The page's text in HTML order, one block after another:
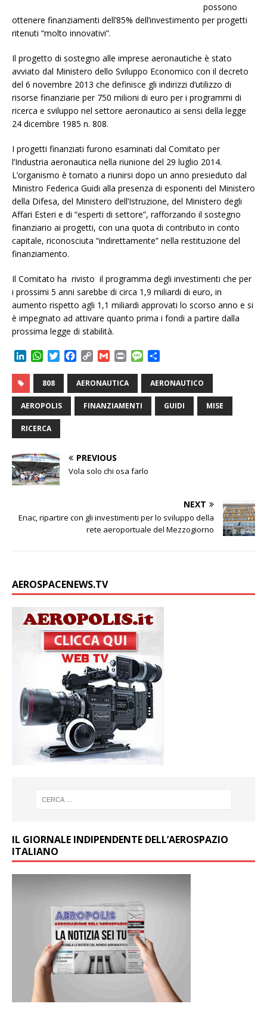
possono
ottenere finanziamenti dell’85% dell’investimento per progetti
ritenuti “molto innovativi”.
Il progetto di sostegno alle imprese aeronautiche è stato
avviato dal Ministero dello Sviluppo Economico con il decreto
del 6 novembre 2013 che definisce gli indirizzi d’utilizzo di
risorse finanziarie per 750 milioni di euro per i programmi di
ricerca e sviluppo nel settore aeronautico ai sensi della legge
24 dicembre 1985 n. 808.
I progetti finanziati furono esaminati dal Comitato per
l’Industria aeronautica nella riunione del 29 luglio 2014.
L’organismo è tornato a riunirsi dopo un anno presieduto dal
Ministro Federica Guidi alla presenza di esponenti del Ministero
della Difesa, del Ministero dell’Istruzione, del Ministero degli
Affari Esteri e di “esperti di settore”, rafforzando il sostegno
finanziario ai progetti, con una quota di contributo in conto
capitale, riconosciuta “indirettamente” nella restituzione del
finanziamento.
Il Comitato ha rivisto il programma degli investimenti che per
i prossimi 5 anni sarebbe di circa 1,9 miliardi di euro, in
aumento rispetto agli 1,1 miliardi approvati lo scorso anno e si
è impegnato ad attivare quanto prima i fondi a partire dalla
prossima legge di stabilità.
k
e
d
I
n
W
a
t
s
A
p
p
T
t
t
e
c
e
o
p
y
L
i
G
a
i
l
i
n
t
M
s
g
n
d
v
808 AERONAUTICA AERONAUTICO
AEROPOLIS FINANZIAMENTI GUIDI MISE
RICERCA
PREVIOUS
Vola solo chi osa farlo
NEXT
Enac, ripartire con gli investimenti per lo sviluppo della
rete aeroportuale del Mezzogiorno
AEROSPACENEWS.TV
IL GIORNALE INDIPENDENTE DELL’AEROSPAZIO
ITALIANO